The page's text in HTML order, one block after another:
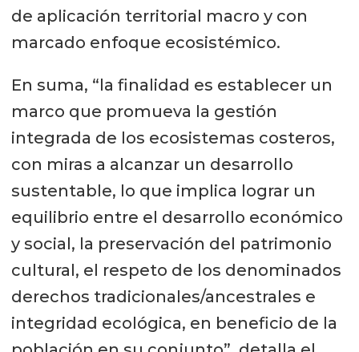
de aplicación territorial macro y con
marcado enfoque ecosistémico.
En suma, “la finalidad es establecer un
marco que promueva la gestión
integrada de los ecosistemas costeros,
con miras a alcanzar un desarrollo
sustentable, lo que implica lograr un
equilibrio entre el desarrollo económico
y social, la preservación del patrimonio
cultural, el respeto de los denominados
derechos tradicionales/ancestrales e
integridad ecológica, en beneficio de la